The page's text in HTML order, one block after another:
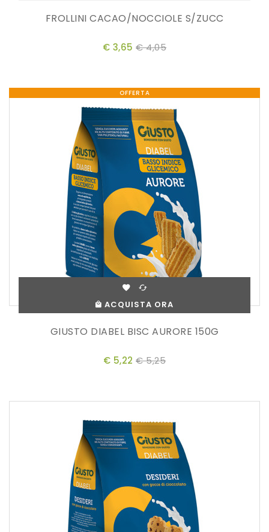
FROLLINI CACAO/NOCCIOLE S/ZUCC
€ 3,65 € 4,05
OFFERTA
ACQUISTA ORA
GIUSTO DIABEL BISC AURORE 150G
€ 5,22 € 5,25